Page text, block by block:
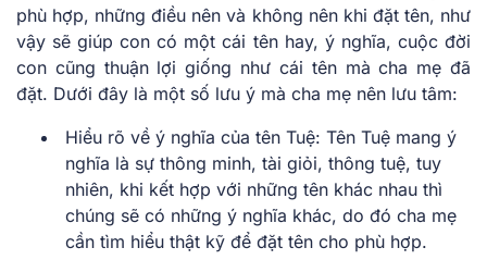
phù hợp, những điều nên và không nên khi đặt tên, như
vậy sẽ giúp con có một cái tên hay, ý nghĩa, cuộc đời
con cũng thuận lợi giống như cái tên mà cha mẹ đã
đặt. Dưới đây là một số lưu ý mà cha mẹ nên lưu tâm:
Hiểu rõ về ý nghĩa của tên Tuệ: Tên Tuệ mang ý
nghĩa là sự thông minh, tài giỏi, thông tuệ, tuy
nhiên, khi kết hợp với những tên khác nhau thì
chúng sẽ có những ý nghĩa khác, do đó cha mẹ
cần tìm hiểu thật kỹ để đặt tên cho phù hợp.